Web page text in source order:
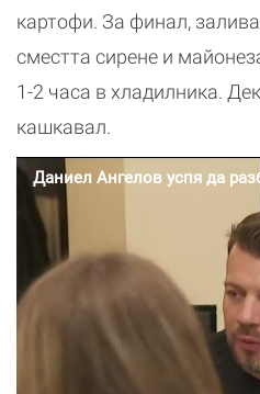
картофи. За финал,
сместта сирене и
1-2 часа в хладилника.
кашкавал.